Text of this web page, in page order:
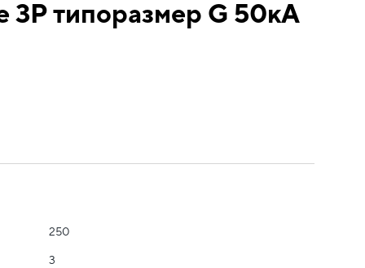
3P типоразмер G 50кА
250
3